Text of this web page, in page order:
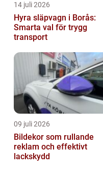
14 juli 2026
Hyra släpvagn i Borås:
Smarta val för trygg
transport
09 juli 2026
Bildekor som rullande
reklam och effektivt
lackskydd